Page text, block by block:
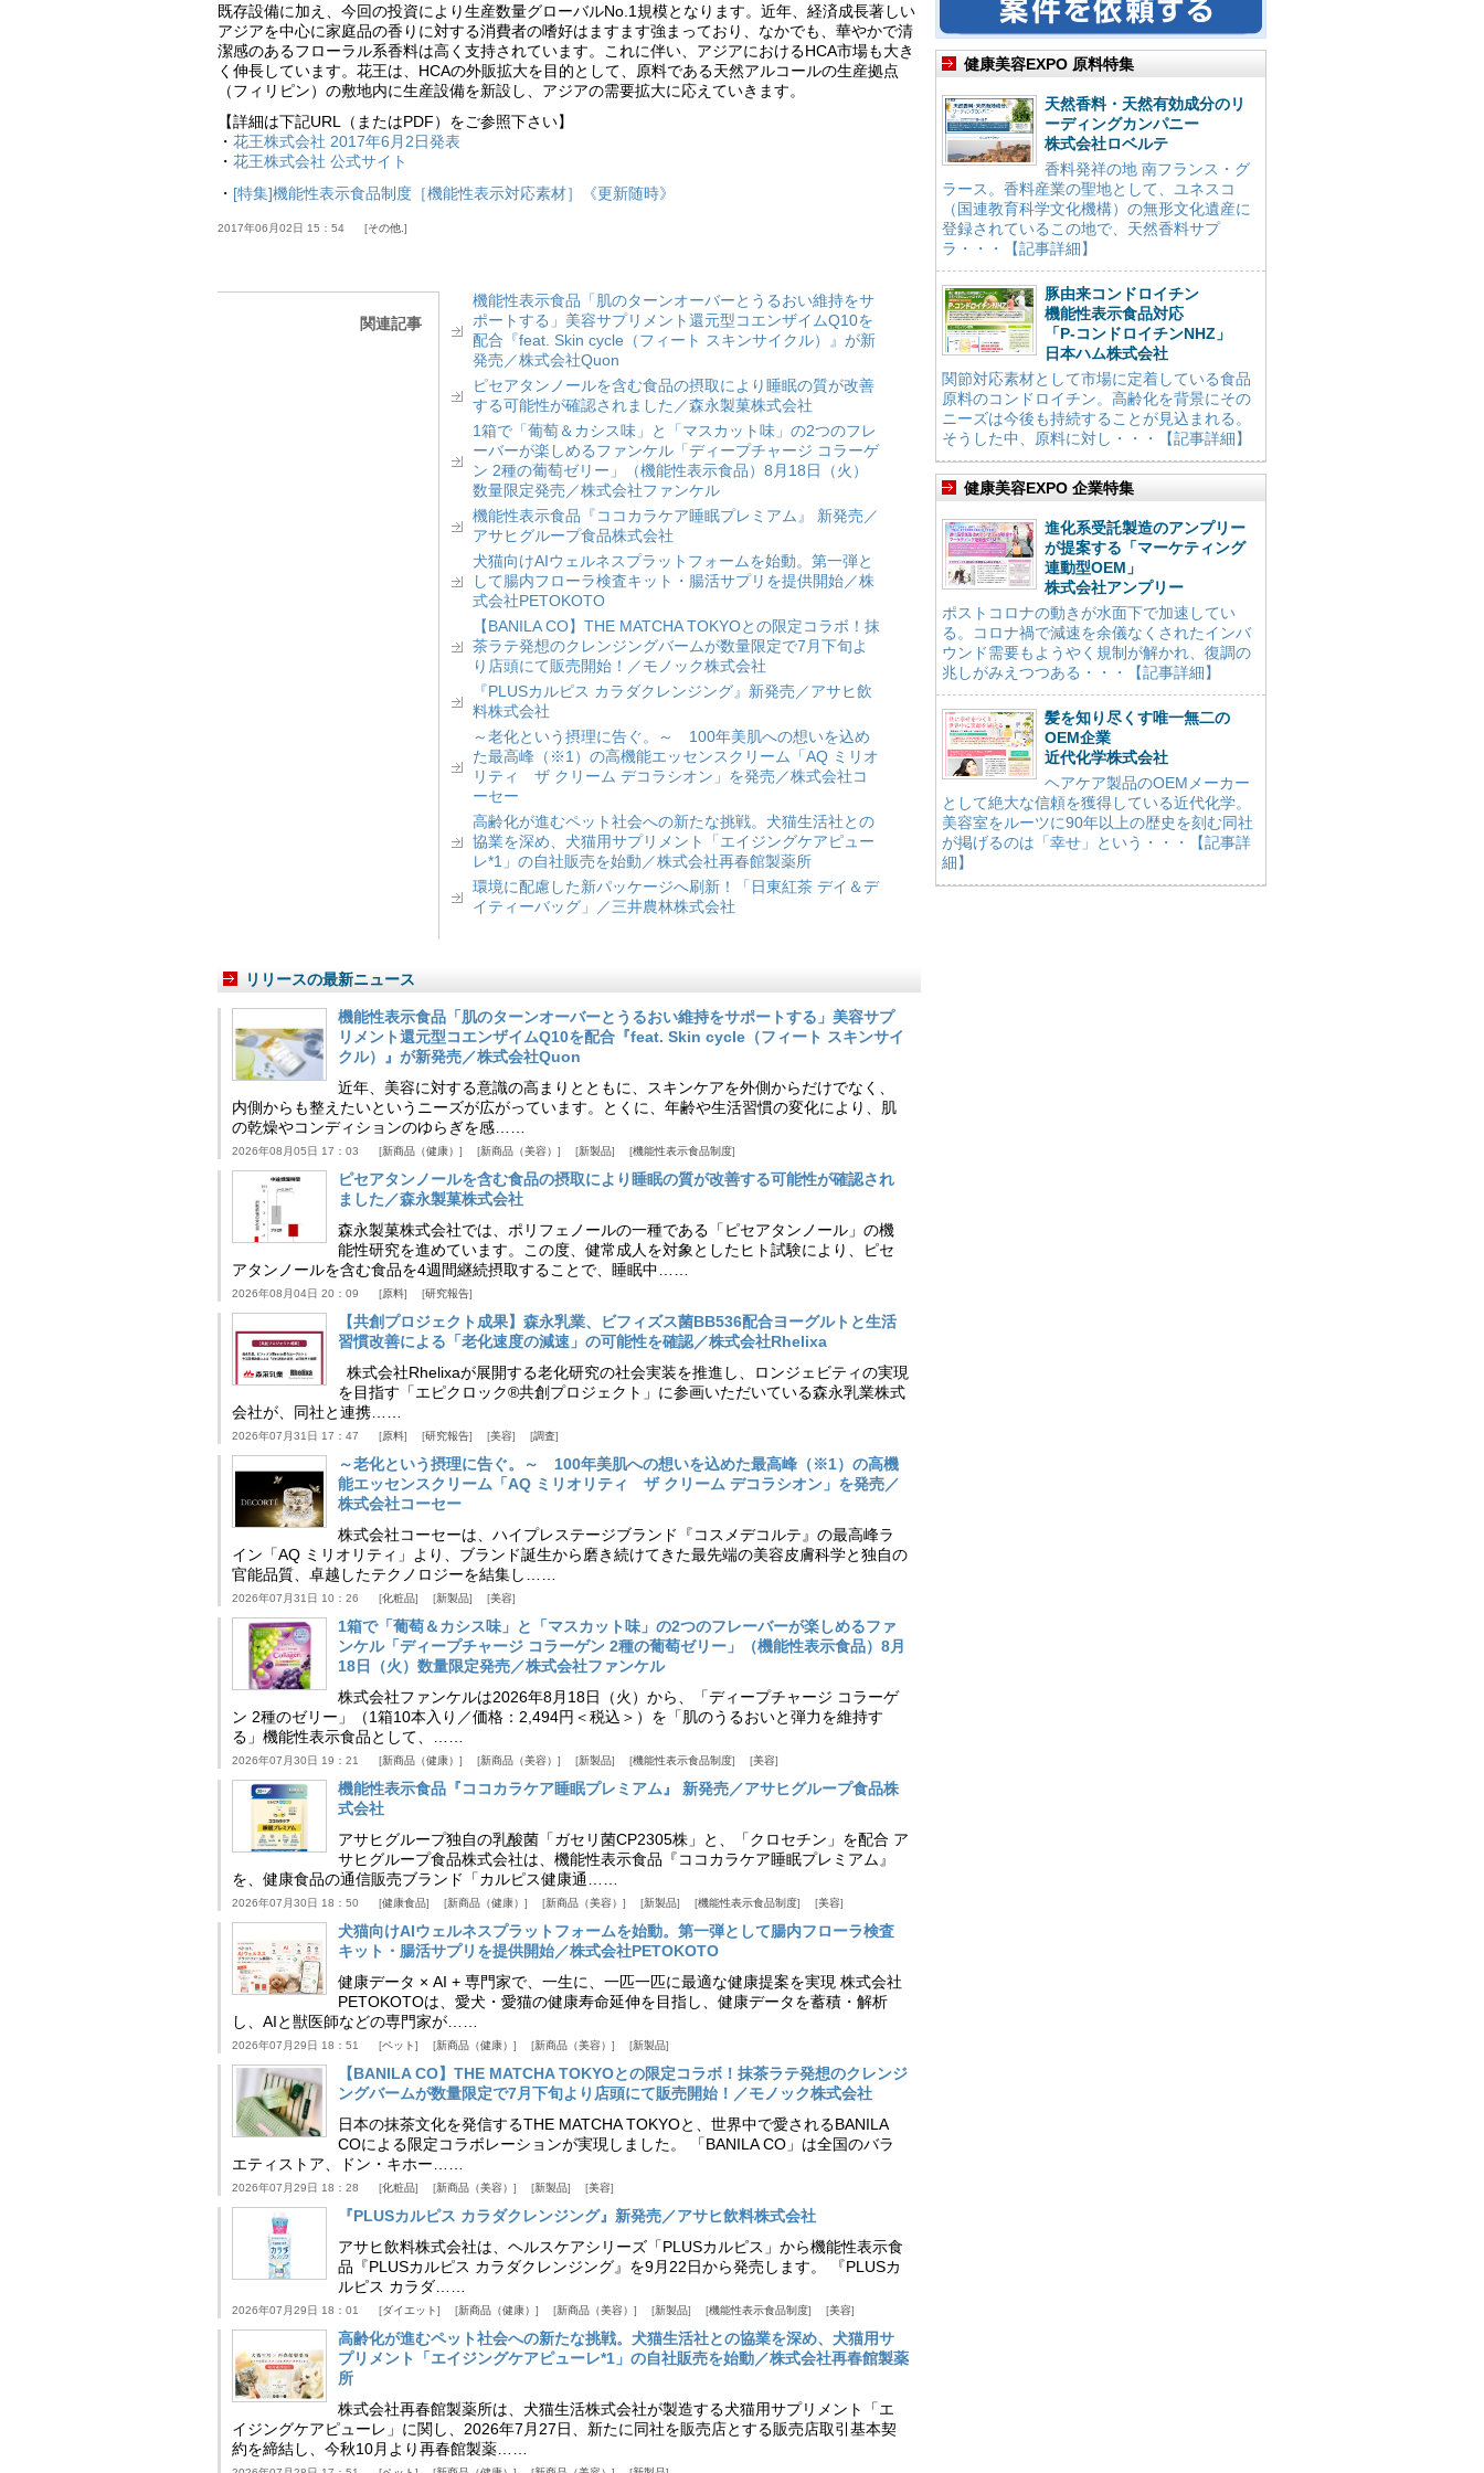
既存設備に加え、今回の投資により生産数量グローバルNo.1規模となります。近年、経済成長著しい
アジアを中心に家庭品の香りに対する消費者の嗜好はますます強まっており、なかでも、華やかで清
潔感のあるフローラル系香料は高く支持されています。これに伴い、アジアにおけるHCA市場も大き
く伸長しています。花王は、HCAの外販拡大を目的として、原料である天然アルコールの生産拠点
（フィリピン）の敷地内に生産設備を新設し、アジアの需要拡大に応えていきます。
【詳細は下記URL（またはPDF）をご参照下さい】
・ 花王株式会社 2017年6月2日発表
・ 花王株式会社 公式サイト
・ [特集]機能性表示食品制度［機能性表示対応素材］《更新随時》
2017年06月02日 15：54 その他.
関連記事
機能性表示食品「肌のターンオーバーとうるおい維持をサ
ポートする」美容サプリメント還元型コエンザイムQ10を
配合『feat. Skin cycle（フィート スキンサイクル）』が新
発売／株式会社Quon
ピセアタンノールを含む食品の摂取により睡眠の質が改善
する可能性が確認されました／森永製菓株式会社
1箱で「葡萄＆カシス味」と「マスカット味」の2つのフレ
ーバーが楽しめるファンケル「ディープチャージ コラーゲ
ン 2種の葡萄ゼリー」（機能性表示食品）8月18日（火）
数量限定発売／株式会社ファンケル
機能性表示食品『ココカラケア睡眠プレミアム』 新発売／
アサヒグループ食品株式会社
犬猫向けAIウェルネスプラットフォームを始動。第一弾と
して腸内フローラ検査キット・腸活サプリを提供開始／株
式会社PETOKOTO
【BANILA CO】THE MATCHA TOKYOとの限定コラボ！抹
茶ラテ発想のクレンジングバームが数量限定で7月下旬よ
り店頭にて販売開始！／モノック株式会社
『PLUSカルピス カラダクレンジング』新発売／アサヒ飲
料株式会社
～老化という摂理に告ぐ。～ 100年美肌への想いを込め
た最高峰（※1）の高機能エッセンスクリーム「AQ ミリオ
リティ ザ クリーム デコラシオン」を発売／株式会社コ
ーセー
高齢化が進むペット社会への新たな挑戦。犬猫生活社との
協業を深め、犬猫用サプリメント「エイジングケアピュー
レ*1」の自社販売を始動／株式会社再春館製薬所
環境に配慮した新パッケージへ刷新！「日東紅茶 デイ＆デ
イティーバッグ」／三井農林株式会社
リリースの最新ニュース
機能性表示食品「肌のターンオーバーとうるおい維持をサポートする」美容サプ
リメント還元型コエンザイムQ10を配合『feat. Skin cycle（フィート スキンサイ
クル）』が新発売／株式会社Quon
近年、美容に対する意識の高まりとともに、スキンケアを外側からだけでなく、
内側からも整えたいというニーズが広がっています。とくに、年齢や生活習慣の変化により、肌
の乾燥やコンディションのゆらぎを感……
2026年08月05日 17：03 新商品（健康） 新商品（美容） 新製品 機能性表示食品制度
ピセアタンノールを含む食品の摂取により睡眠の質が改善する可能性が確認され
ました／森永製菓株式会社
森永製菓株式会社では、ポリフェノールの一種である「ピセアタンノール」の機
能性研究を進めています。この度、健常成人を対象としたヒト試験により、ピセ
アタンノールを含む食品を4週間継続摂取することで、睡眠中……
2026年08月04日 20：09 原料 研究報告
【共創プロジェクト成果】森永乳業、ビフィズス菌BB536配合ヨーグルトと生活
習慣改善による「老化速度の減速」の可能性を確認／株式会社Rhelixa
株式会社Rhelixaが展開する老化研究の社会実装を推進し、ロンジェビティの実現
を目指す「エピクロック®共創プロジェクト」に参画いただいている森永乳業株式
会社が、同社と連携……
2026年07月31日 17：47 原料 研究報告 美容 調査
～老化という摂理に告ぐ。～ 100年美肌への想いを込めた最高峰（※1）の高機
能エッセンスクリーム「AQ ミリオリティ ザ クリーム デコラシオン」を発売／
株式会社コーセー
株式会社コーセーは、ハイプレステージブランド『コスメデコルテ』の最高峰ラ
イン「AQ ミリオリティ」より、ブランド誕生から磨き続けてきた最先端の美容皮膚科学と独自の
官能品質、卓越したテクノロジーを結集し……
2026年07月31日 10：26 化粧品 新製品 美容
1箱で「葡萄＆カシス味」と「マスカット味」の2つのフレーバーが楽しめるファ
ンケル「ディープチャージ コラーゲン 2種の葡萄ゼリー」（機能性表示食品）8月
18日（火）数量限定発売／株式会社ファンケル
株式会社ファンケルは2026年8月18日（火）から、「ディープチャージ コラーゲ
ン 2種のゼリー」（1箱10本入り／価格：2,494円＜税込＞）を「肌のうるおいと弾力を維持す
る」機能性表示食品として、……
2026年07月30日 19：21 新商品（健康） 新商品（美容） 新製品 機能性表示食品制度 美容
機能性表示食品『ココカラケア睡眠プレミアム』 新発売／アサヒグループ食品株
式会社
アサヒグループ独自の乳酸菌「ガセリ菌CP2305株」と、「クロセチン」を配合 ア
サヒグループ食品株式会社は、機能性表示食品『ココカラケア睡眠プレミアム』
を、健康食品の通信販売ブランド「カルピス健康通……
2026年07月30日 18：50 健康食品 新商品（健康） 新商品（美容） 新製品 機能性表示食品制度 美容
犬猫向けAIウェルネスプラットフォームを始動。第一弾として腸内フローラ検査
キット・腸活サプリを提供開始／株式会社PETOKOTO
健康データ × AI + 専門家で、一生に、一匹一匹に最適な健康提案を実現 株式会社
PETOKOTOは、愛犬・愛猫の健康寿命延伸を目指し、健康データを蓄積・解析
し、AIと獣医師などの専門家が……
2026年07月29日 18：51 ペット 新商品（健康） 新商品（美容） 新製品
【BANILA CO】THE MATCHA TOKYOとの限定コラボ！抹茶ラテ発想のクレンジ
ングバームが数量限定で7月下旬より店頭にて販売開始！／モノック株式会社
日本の抹茶文化を発信するTHE MATCHA TOKYOと、世界中で愛されるBANILA
COによる限定コラボレーションが実現しました。 「BANILA CO」は全国のバラ
エティストア、ドン・キホー……
2026年07月29日 18：28 化粧品 新商品（美容） 新製品 美容
『PLUSカルピス カラダクレンジング』新発売／アサヒ飲料株式会社
アサヒ飲料株式会社は、ヘルスケアシリーズ「PLUSカルピス」から機能性表示食
品『PLUSカルピス カラダクレンジング』を9月22日から発売します。 『PLUSカ
ルピス カラダ……
2026年07月29日 18：01 ダイエット 新商品（健康） 新商品（美容） 新製品 機能性表示食品制度 美容
高齢化が進むペット社会への新たな挑戦。犬猫生活社との協業を深め、犬猫用サ
プリメント「エイジングケアピューレ*1」の自社販売を始動／株式会社再春館製薬
所
株式会社再春館製薬所は、犬猫生活株式会社が製造する犬猫用サプリメント「エ
イジングケアピューレ」に関し、2026年7月27日、新たに同社を販売店とする販売店取引基本契
約を締結し、今秋10月より再春館製薬……
健康美容EXPO 原料特集
天然香料・天然有効成分のリ
ーディングカンパニー
株式会社ロベルテ
香料発祥の地 南フランス・グ
ラース。香料産業の聖地として、ユネスコ
（国連教育科学文化機構）の無形文化遺産に
登録されているこの地で、天然香料サプ
ラ・・・【記事詳細】
豚由来コンドロイチン
機能性表示食品対応
「P-コンドロイチンNHZ」
日本ハム株式会社
関節対応素材として市場に定着している食品
原料のコンドロイチン。高齢化を背景にその
ニーズは今後も持続することが見込まれる。
そうした中、原料に対し・・・【記事詳細】
健康美容EXPO 企業特集
進化系受託製造のアンプリー
が提案する「マーケティング
連動型OEM」
株式会社アンプリー
ポストコロナの動きが水面下で加速してい
る。コロナ禍で減速を余儀なくされたインバ
ウンド需要もようやく規制が解かれ、復調の
兆しがみえつつある・・・【記事詳細】
髪を知り尽くす唯一無二の
OEM企業
近代化学株式会社
ヘアケア製品のOEMメーカー
として絶大な信頼を獲得している近代化学。
美容室をルーツに90年以上の歴史を刻む同社
が掲げるのは「幸せ」という・・・【記事詳
細】